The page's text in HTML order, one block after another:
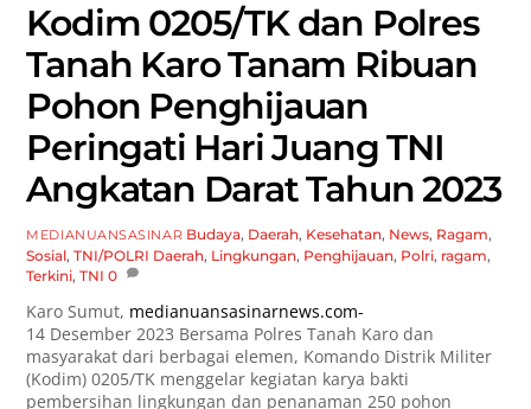
Kodim 0205/TK dan Polres
Tanah Karo Tanam Ribuan
Pohon Penghijauan
Peringati Hari Juang TNI
Angkatan Darat Tahun 2023
MEDIANUANSASINAR Budaya, Daerah, Kesehatan, News, Ragam,
Sosial,TNI/POLRI Daerah, Lingkungan, Penghijauan, Polri, ragam,
Terkini,TNI 0
Karo Sumut, medianuansasinarnews.com-
14 Desember 2023 Bersama Polres Tanah Karo dan
masyarakat dari berbagai elemen, Komando Distrik Militer
(Kodim) 0205/TK menggelar kegiatan karya bakti
pembersihan lingkungan dan penanaman 250 pohon